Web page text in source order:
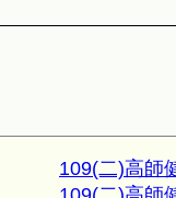
109(二)高師